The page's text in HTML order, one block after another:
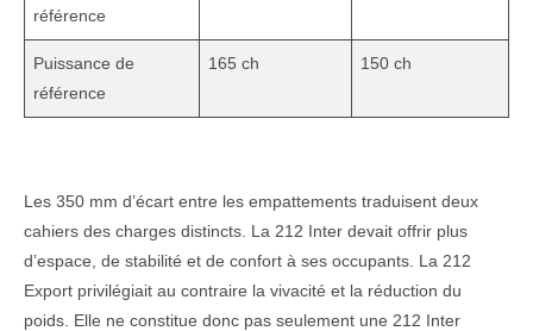
référence
Puissance de
référence
165 ch 150 ch
Les 350 mm d’écart entre les empattements traduisent deux
cahiers des charges distincts. La 212 Inter devait offrir plus
d’espace, de stabilité et de confort à ses occupants. La 212
Export privilégiait au contraire la vivacité et la réduction du
poids. Elle ne constitue donc pas seulement une 212 Inter